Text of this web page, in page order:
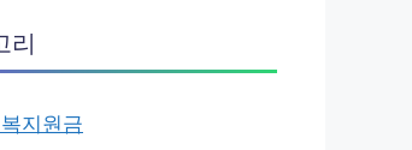
리
지원금